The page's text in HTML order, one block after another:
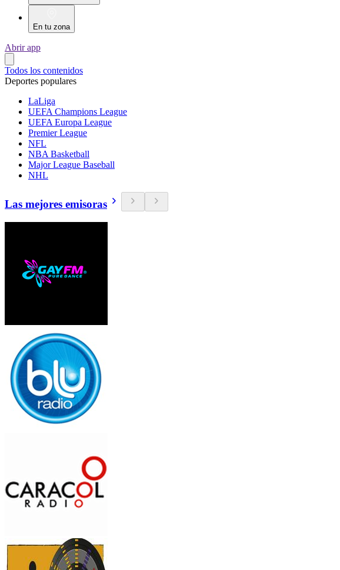
En tu zona
Abrir app
Todos los contenidos
Deportes populares
LaLiga
UEFA Champions League
UEFA Europa League
Premier League
NFL
NBA Basketball
Major League Baseball
NHL
Las mejores emisoras